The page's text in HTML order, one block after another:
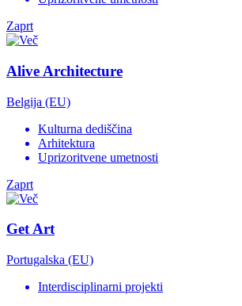
Zaprt
Alive Architecture
Belgija (EU)
Kulturna dediščina
Arhitektura
Uprizoritvene umetnosti
Zaprt
Get Art
Portugalska (EU)
Interdisciplinarni projekti